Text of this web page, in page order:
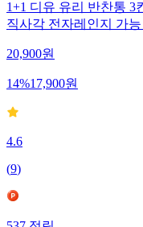
1+1 디유 유리 반찬통 3
직사각 전자레인지 가
20,900원
14%17,900원
4.6
(9)